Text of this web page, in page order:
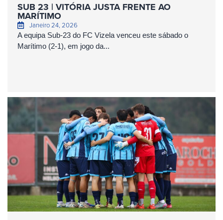
SUB 23 | VITÓRIA JUSTA FRENTE AO
MARÍTIMO
Janeiro 24, 2026
A equipa Sub-23 do FC Vizela venceu este sábado o
Marítimo (2-1), em jogo da...